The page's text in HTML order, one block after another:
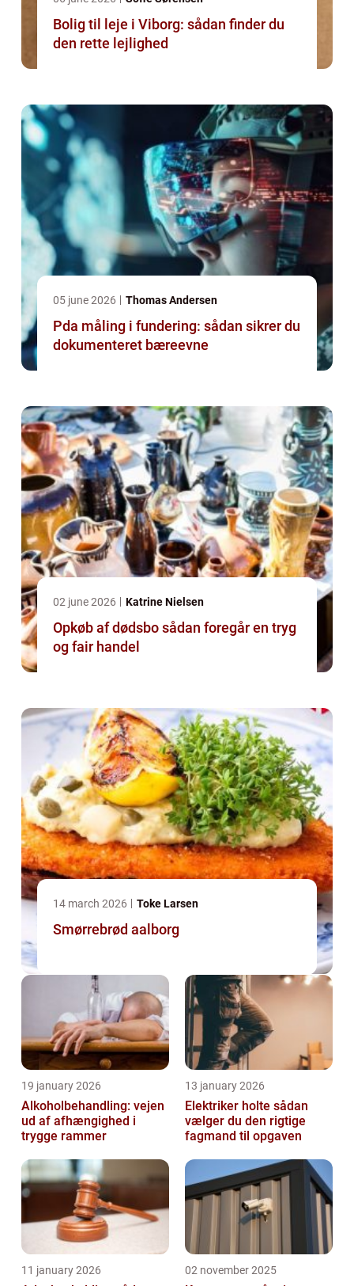
Bolig til leje i Viborg: sådan finder du
den rette lejlighed
05 june 2026 Thomas Andersen
Pda måling i fundering: sådan sikrer du
dokumenteret bæreevne
02 june 2026 Katrine Nielsen
Opkøb af dødsbo sådan foregår en tryg
og fair handel
14 march 2026 Toke Larsen
Smørrebrød aalborg
19 january 2026
Alkoholbehandling: vejen
ud af afhængighed i
trygge rammer
13 january 2026
Elektriker holte sådan
vælger du den rigtige
fagmand til opgaven
11 january 2026 02 november 2025